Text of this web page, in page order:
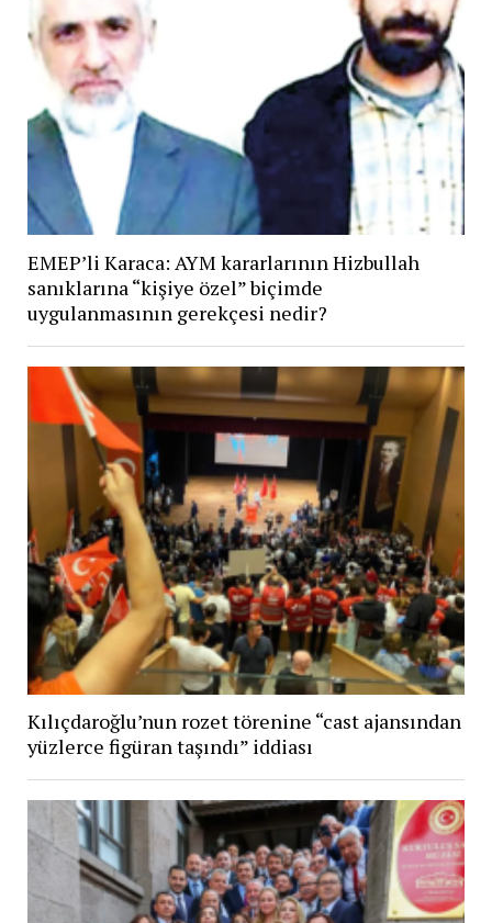
EMEP’li Karaca: AYM kararlarının Hizbullah
sanıklarına “kişiye özel” biçimde
uygulanmasının gerekçesi nedir?
Kılıçdaroğlu’nun rozet törenine “cast ajansından
yüzlerce figüran taşındı” iddiası